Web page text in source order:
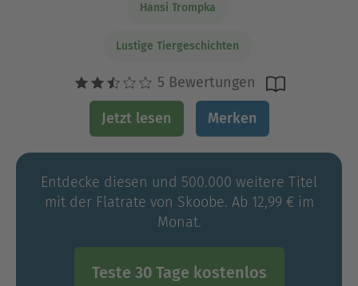
Hansi Trompka
Lustige Tiergeschichten
5 Bewertungen
Jetzt lesen Merken
Entdecke diesen und 500.000 weitere Titel
mit der Flatrate von Skoobe. Ab 12,99 € im
Monat.
Teste 30 Tage kostenlos